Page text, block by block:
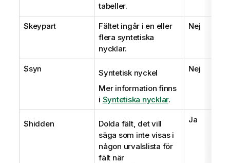
tabeller.
$keypart
Fältet ingår i en eller
flera syntetiska
nycklar.
Nej
$syn
Syntetisk nyckel
Mer information finns
i Syntetiska nycklar.
Nej
$hidden
Dolda fält, det vill
säga som inte visas i
någon urvalslista för
fält när
Ja